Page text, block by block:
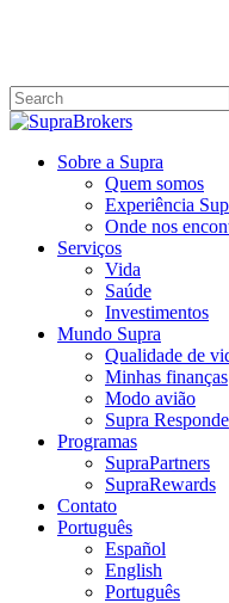
content
Close
Menu
Sobre a Supra
Quem somos
Experiência
Onde nos
Serviços
Vida
Saúde
Investimentos
Mundo Supra
Qualidade de
Minhas finanças
Modo avião
Supra Responde
Programas
SupraPartners
SupraRewards
Contato
Português
Español
English
Português